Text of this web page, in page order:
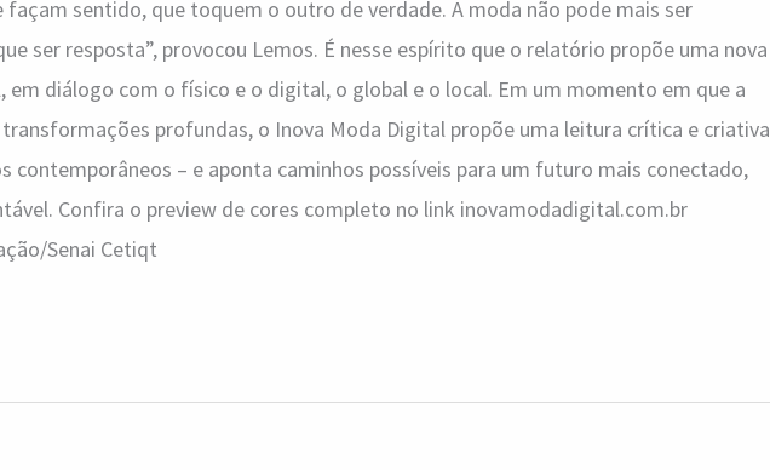
façam sentido, que toquem o outro de verdade. A moda não pode mais ser
ser resposta”, provocou Lemos. É nesse espírito que o relatório propõe uma nova
em diálogo com o físico e o digital, o global e o local. Em um momento em que a
profundas, o Inova Moda Digital propõe uma leitura crítica e criativa
contemporâneos – e aponta caminhos possíveis para um futuro mais conectado,
Confira o preview de cores completo no link inovamodadigital.com.br
Senai Cetiqt